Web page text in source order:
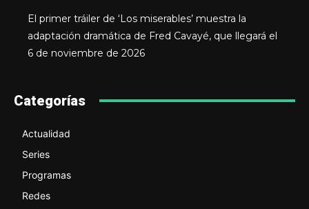
El primer tráiler de ‘Los miserables’ muestra la
adaptación dramática de Fred Cavayé, que llegará el
6 de noviembre de 2026
Categorías
Actualidad
Series
Programas
Redes